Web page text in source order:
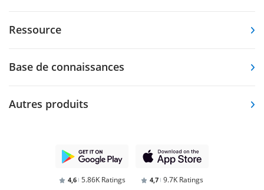
Ressource
Base de connaissances
Autres produits
4,6 5.86K Ratings 4,7 9.7K Ratings